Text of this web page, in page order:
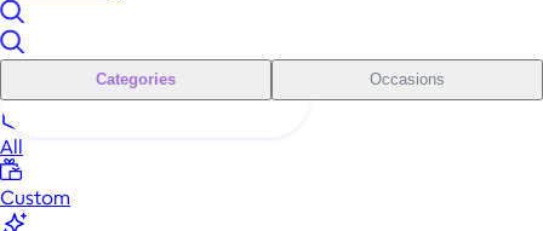
Categories Occasions
All
Custom